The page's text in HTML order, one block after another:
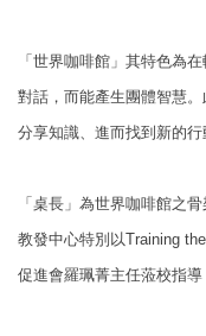
「世界咖啡館」其特色為
對話，而能產生團體智慧
分享知識、進而找到新的行
「桌長」為世界咖啡館之
教發中心特別以Training
促進會羅珮菁主任蒞校指導